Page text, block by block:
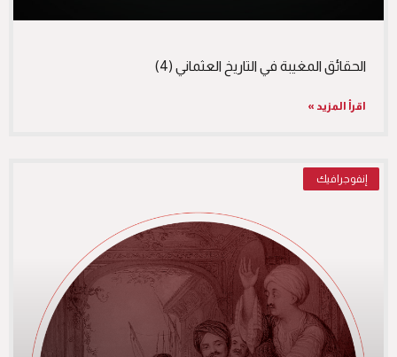
الحقائق المغيبة في التاريخ العثماني (4)
اقرأ المزيد »
إنفوجرافيك